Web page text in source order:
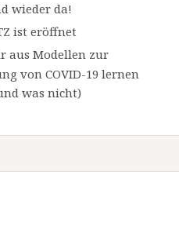
wieder da!
ist eröffnet
aus Modellen zur
von COVID-19 lernen
was nicht)